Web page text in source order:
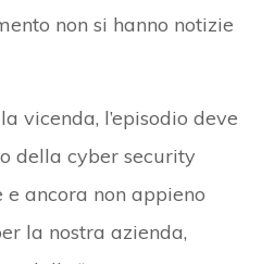
non si hanno notizie
vicenda, l’episodio deve
della cyber security
ancora non appieno
la nostra azienda,